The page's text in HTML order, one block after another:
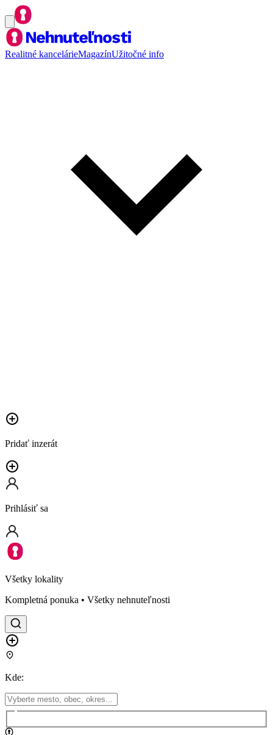
Realitné kancelárieMagazínUžitočné info
Pridať inzerát
Prihlásiť sa
Všetky lokality
Kompletná ponuka • Všetky nehnuteľnosti
Kde: